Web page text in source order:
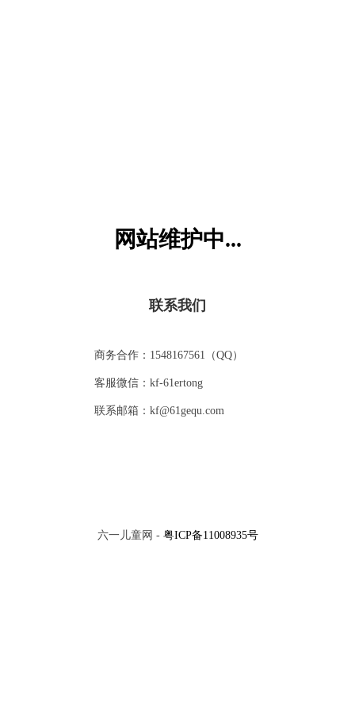
网站维护中...
联系我们
商务合作：1548167561（QQ）
客服微信：kf-61ertong
联系邮箱：kf@61gequ.com
六一儿童网 - 粤ICP备11008935号